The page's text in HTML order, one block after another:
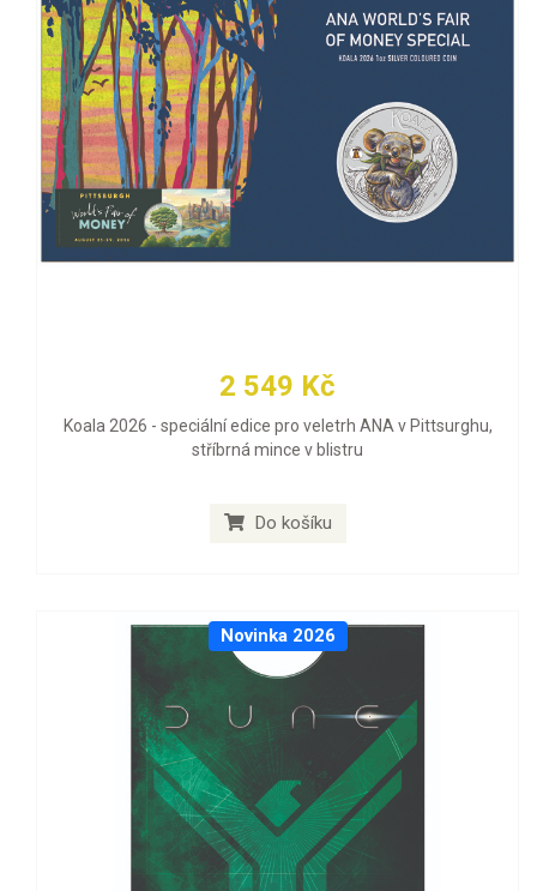
2 549 Kč
Koala 2026 - speciální edice pro veletrh ANA v Pittsurghu,
stříbrná mince v blistru
Do košíku
Novinka 2026